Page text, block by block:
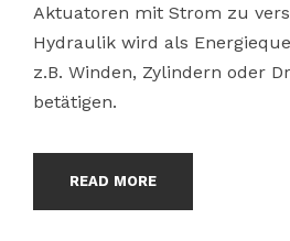
Aktuatoren mit Strom zu
Hydraulik wird als
z.B. Winden, Zylindern oder
betätigen.
READ MORE